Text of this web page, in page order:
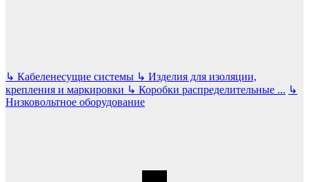
↳ Кабеленесущие системы ↳ Изделия для изоляции,
крепления и маркировки ↳ Коробки распределительные ... ↳
Низковольтное оборудование